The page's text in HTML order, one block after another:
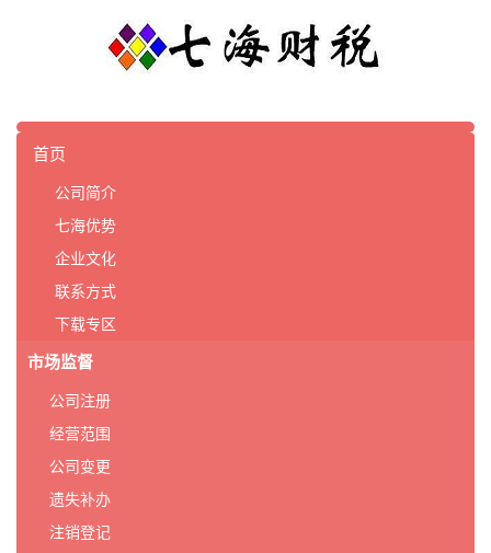
首页
公司简介
七海优势
企业文化
联系方式
下载专区
市场监督
公司注册
经营范围
公司变更
遗失补办
注销登记